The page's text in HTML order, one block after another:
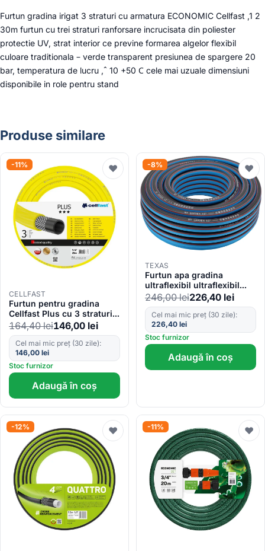
UV
Furtun gradina irigat 3 straturi cu armatura ECONOMIC Cellfast ,1 2
30m furtun cu trei straturi ranforsare incrucisata din poliester
protectie UV, strat interior ce previne formarea algelor flexibil
culoare traditionala – verde transparent presiunea de spargere 20
bar, temperatura de lucru ,ˆ 10 +50 С cele mai uzuale dimensiuni
disponibile in role pentru stand
Produse similare
-11% ♥
CELLFAST
Furtun pentru gradina
Cellfast Plus cu 3 straturi,
3 4 , Armat, 25m, protectie
UV
164,40lei146,00 lei
Cel mai mic preț (30 zile):
146,00 lei
Stoc furnizor
Adaugă în coș
-8% ♥
TEXAS
Furtun apa gradina
ultraflexibil ultraflexibil
Texas, 40m, PVC, 1/2″, max
30bar, rezistent UV,
antirasucire
246,00lei226,40 lei
Cel mai mic preț (30 zile):
226,40 lei
Stoc furnizor
Adaugă în coș
-12% ♥ -11% ♥